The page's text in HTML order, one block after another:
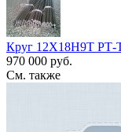
Круг 12Х18Н9Т РТ-
970 000 руб.
См. также